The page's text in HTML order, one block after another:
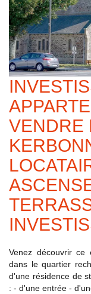
VENDRE
Venez découvrir ce
dans le quartier
d'une résidence de
: - d'une entrée -